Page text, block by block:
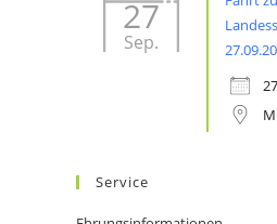
27
Sep.
Service